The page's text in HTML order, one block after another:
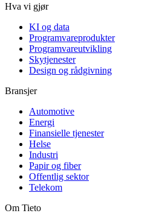
Hva vi gjør
KI og data
Programvareprodukter
Programvareutvikling
Skytjenester
Design og rådgivning
Bransjer
Automotive
Energi
Finansielle tjenester
Helse
Industri
Papir og fiber
Offentlig sektor
Telekom
Om Tieto